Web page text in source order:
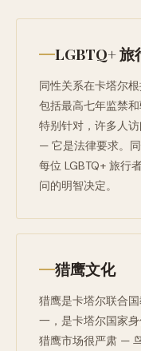
LGBTQ+ 旅
同性关系在卡塔尔
包括最高七年监禁和
特别针对，许多人
— 它是法律要求。
每位 LGBTQ+ 旅行
问的明智决定。
猎鹰文化
猎鹰是卡塔尔联合
一，是卡塔尔国家
猎鹰市场很严肃 —